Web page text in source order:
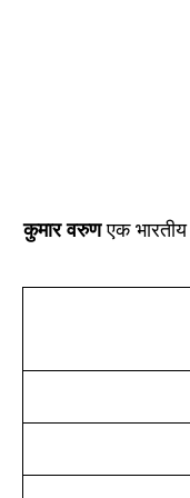
कुमार वरुणएक